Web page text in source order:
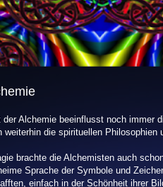
der Alchemie beeinflusst noch immer
weiterhin die spirituellen Philosophien
brachte die Alchemisten auch
Sprache der Symbole und
einfach in der Schönheit ihrer